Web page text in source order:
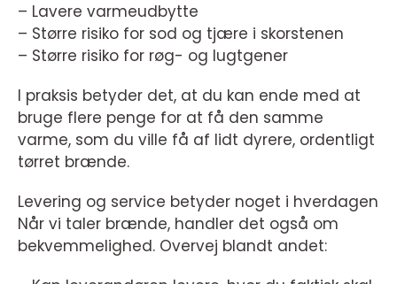
– Lavere varmeudbytte
– Større risiko for sod og tjære i skorstenen
– Større risiko for røg- og lugtgener
I praksis betyder det, at du kan ende med at
bruge flere penge for at få den samme
varme, som du ville få af lidt dyrere, ordentligt
tørret brænde.
Levering og service betyder noget i hverdagen
Når vi taler brænde, handler det også om
bekvemmelighed. Overvej blandt andet: